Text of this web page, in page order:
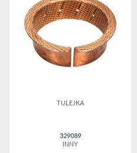
TULEJKA
329089
INNY